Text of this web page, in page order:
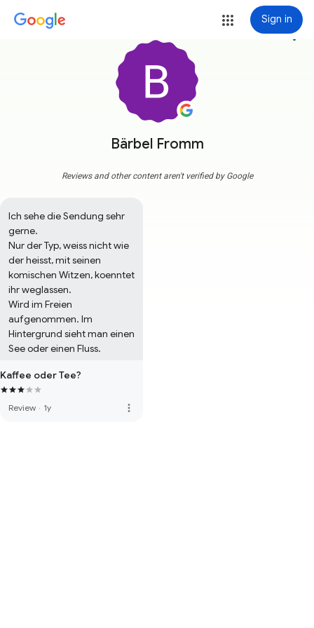
Sign in
Bärbel Fromm
more_vert
Reviews and other content aren't verified by Google
Ich sehe die Sendung sehr
gerne.
Nur der Typ, weiss nicht wie
der heisst, mit seinen
komischen Witzen, koenntet
ihr weglassen.
Wird im Freien
aufgenommen. Im
Hintergrund sieht man einen
See oder einen Fluss.
Kaffee oder Tee?
Review · 1y more_vert